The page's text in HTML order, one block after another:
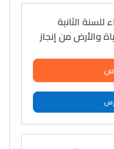
للسنة الثانية
والأرض من إنجاز